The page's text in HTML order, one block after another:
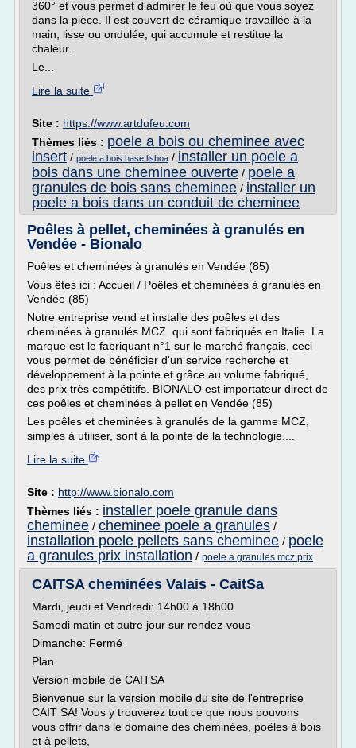
360° et vous permet d'admirer le feu où que vous soyez
dans la pièce. Il est couvert de céramique travaillée à la
main, lisse ou ondulée, qui accumule et restitue la
chaleur.
Le...
Lire la suite
Site : https://www.artdufeu.com
Thèmes liés : poele a bois ou cheminee avec
insert / poele a bois hase lisboa / installer un poele a
bois dans une cheminee ouverte / poele a
granules de bois sans cheminee / installer un
poele a bois dans un conduit de cheminee
Poêles à pellet, cheminées à granulés en
Vendée - Bionalo
Poêles et cheminées à granulés en Vendée (85)
Vous êtes ici : Accueil / Poêles et cheminées à granulés en
Vendée (85)
Notre entreprise vend et installe des poêles et des
cheminées à granulés MCZ qui sont fabriqués en Italie. La
marque est le fabriquant n°1 sur le marché français, ceci
vous permet de bénéficier d'un service recherche et
développement à la pointe et grâce au volume fabriqué,
des prix très compétitifs. BIONALO est importateur direct de
ces poêles et cheminées à pellet en Vendée (85)
Les poêles et cheminées à granulés de la gamme MCZ,
simples à utiliser, sont à la pointe de la technologie....
Lire la suite
Site : http://www.bionalo.com
Thèmes liés : installer poele granule dans
cheminee / cheminee poele a granules /
installation poele pellets sans cheminee / poele
a granules prix installation / poele a granules mcz prix
CAITSA cheminées Valais - CaitSa
Mardi, jeudi et Vendredi: 14h00 à 18h00
Samedi matin et autre jour sur rendez-vous
Dimanche: Fermé
Plan
Version mobile de CAITSA
Bienvenue sur la version mobile du site de l'entreprise
CAIT SA! Vous y trouverez tout ce que nous pouvons
vous offrir dans le domaine des cheminées, poêles à bois
et à pellets,